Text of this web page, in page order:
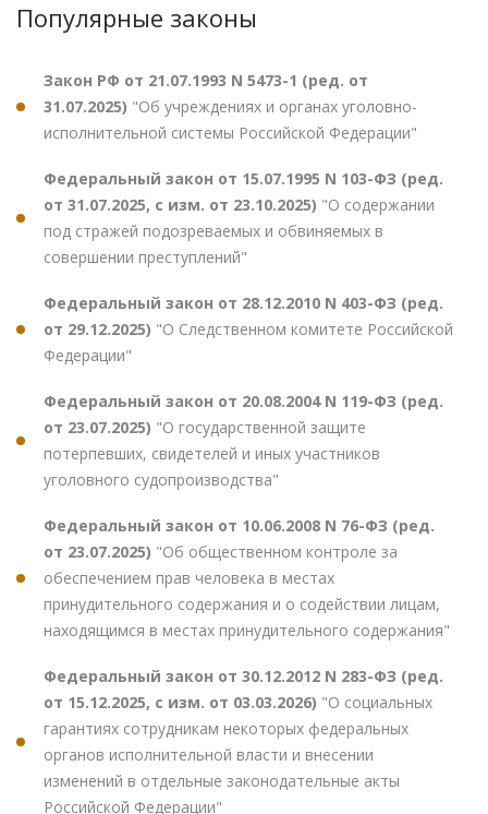
Популярные законы
Закон РФ от 21.07.1993 N 5473-1 (ред. от
31.07.2025) "Об учреждениях и органах уголовно-
исполнительной системы Российской Федерации"
Федеральный закон от 15.07.1995 N 103-ФЗ (ред.
от 31.07.2025, с изм. от 23.10.2025) "О содержании
под стражей подозреваемых и обвиняемых в
совершении преступлений"
Федеральный закон от 28.12.2010 N 403-ФЗ (ред.
от 29.12.2025) "О Следственном комитете Российской
Федерации"
Федеральный закон от 20.08.2004 N 119-ФЗ (ред.
от 23.07.2025) "О государственной защите
потерпевших, свидетелей и иных участников
уголовного судопроизводства"
Федеральный закон от 10.06.2008 N 76-ФЗ (ред.
от 23.07.2025) "Об общественном контроле за
обеспечением прав человека в местах
принудительного содержания и о содействии лицам,
находящимся в местах принудительного содержания"
Федеральный закон от 30.12.2012 N 283-ФЗ (ред.
от 15.12.2025, с изм. от 03.03.2026) "О социальных
гарантиях сотрудникам некоторых федеральных
органов исполнительной власти и внесении
изменений в отдельные законодательные акты
Российской Федерации"